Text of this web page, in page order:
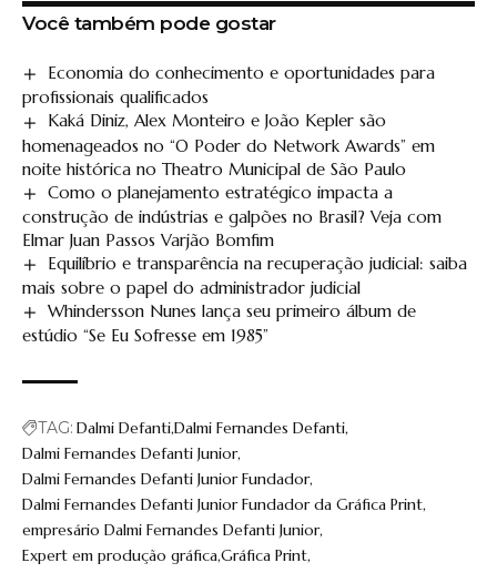
Você também pode gostar
Economia do conhecimento e oportunidades para
profissionais qualificados
Kaká Diniz, Alex Monteiro e João Kepler são
homenageados no “O Poder do Network Awards” em
noite histórica no Theatro Municipal de São Paulo
Como o planejamento estratégico impacta a
construção de indústrias e galpões no Brasil? Veja com
Elmar Juan Passos Varjão Bomfim
Equilíbrio e transparência na recuperação judicial: saiba
mais sobre o papel do administrador judicial
Whindersson Nunes lança seu primeiro álbum de
estúdio “Se Eu Sofresse em 1985”
TAG: Dalmi DefantiDalmi Fernandes Defanti
Dalmi Fernandes Defanti Junior
Dalmi Fernandes Defanti Junior Fundador
Dalmi Fernandes Defanti Junior Fundador da Gráfica Print
empresário Dalmi Fernandes Defanti Junior
Expert em produção gráficaGráfica Print